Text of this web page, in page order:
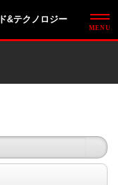
&テクノロジー